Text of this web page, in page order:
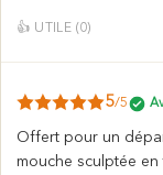
👍 UTILE (0)
5/5
Offert pour un
mouche sculptée